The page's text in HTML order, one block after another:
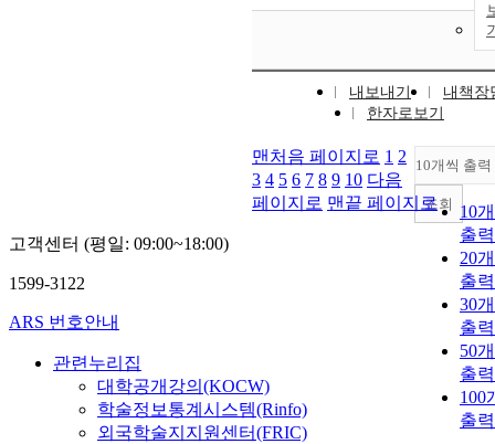
내보내기
내책장
한자로보기
10개씩 출력
10
출력
20
출력
30
출력
50
출력
100
출력
조회
맨처음 페이지로 1 2
3 4 5 6 7 8 9 10 다음
페이지로 맨끝 페이지로
고객센터 (평일: 09:00~18:00)
1599-3122
ARS 번호안내
관련누리집
대학공개강의(KOCW)
학술정보통계시스템(Rinfo)
외국학술지지원센터(FRIC)